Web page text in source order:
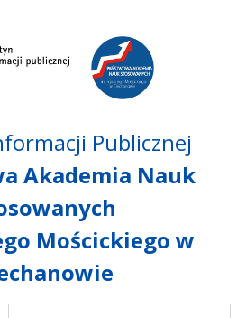
menu
do treści
do mapy
serwisu
Publicznej
Akademia Nauk
Mościckiego w